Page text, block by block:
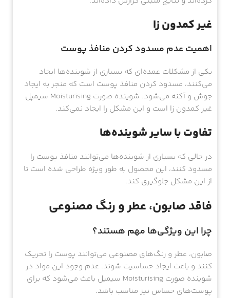
غیر کمدون زا
اهمیت عدم مسدود کردن منافذ پوست
یکی از مشکلات عمده‌ای که بسیاری از شوینده‌ها ایجاد
می‌کنند، مسدود کردن منافذ پوست است که منجر به ایجاد
جوش و آکنه می‌شود. شوینده صورت Moisturising سیمپل
غیر کمدون زا است و این مشکل را ایجاد نمی‌کند.
تفاوت با سایر شوینده‌ها
در حالی که بسیاری از شوینده‌ها می‌توانند منافذ پوست را
مسدود کنند، این محصول به طور ویژه طراحی شده است تا
از این مشکل جلوگیری کند.
فاقد صابون، عطر و رنگ مصنوعی
چرا این ویژگی‌ها مهم هستند؟
صابون، عطر و رنگ‌های مصنوعی می‌توانند پوست را تحریک
کنند و باعث ایجاد حساسیت شوند. عدم وجود این مواد در
شوینده صورت Moisturising سیمپل باعث می‌شود که برای
پوست‌های حساس نیز مناسب باشد.